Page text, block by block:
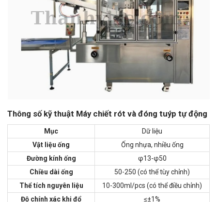
Thông số kỹ thuật Máy chiết rót và đóng tuýp tự động
Mục
Dữ liệu
Vật liệu ống
Ống nhựa, nhiều ống
Đường kính ống
φ13-φ50
Chiều dài ống
50-250 (có thể tùy chỉnh)
Thể tích nguyên liệu
10-300ml/pcs (có thể điều chỉnh)
Độ chính xác khi đổ
≤±1%